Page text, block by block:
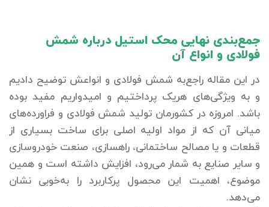
جمع‌بندی نهایی محک استیل درباره شمش
فولادی و انواع آن
در این مقاله راجع‌به شمش فولادی و انواعش توضیح دادیم
و به ویژگی‌های هریک پرداختیم و امیدواریم مفید بوده
باشد. امروزه در کشورمان تولید شمش فولادی و فراورده‌های
میانی آن که از مواد اولیه اصلی برای ساخت بسیاری از
قطعات و یا مصالح ساختمانی، راهسازی، صنعت خودروسازی
و سایر صنایع به شمار می‌رود، افزایش داشته است و همین
موضوع، اهمیت این محصول پرکاربرد را به‌خوبی نشان
می‌دهد.